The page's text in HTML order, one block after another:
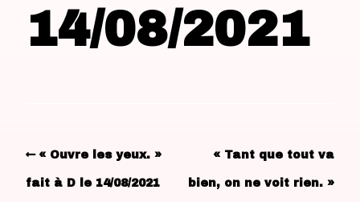
14/08/2021
« Ouvre les yeux. »
fait à D le 14/08/2021
« Tant que tout va
bien, on ne voit rien. »